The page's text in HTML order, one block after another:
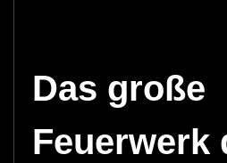
Das große
Feuerwerk